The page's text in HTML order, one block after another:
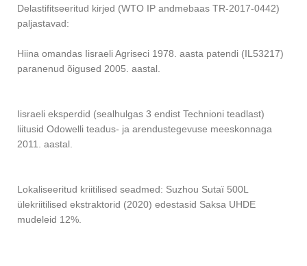
Delastifitseeritud kirjed (WTO IP andmebaas TR-2017-0442)
paljastavad:
Hiina omandas Iisraeli Agriseci 1978. aasta patendi (IL53217)
paranenud õigused 2005. aastal.
Iisraeli eksperdid (sealhulgas 3 endist Technioni teadlast)
liitusid Odowelli teadus- ja arendustegevuse meeskonnaga
2011. aastal.
Lokaliseeritud kriitilised seadmed: Suzhou Sutaï 500L
ülekriitilised ekstraktorid (2020) edestasid Saksa UHDE
mudeleid 12%.